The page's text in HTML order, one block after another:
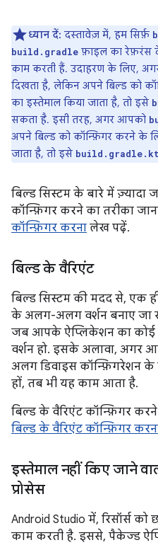
ध्यान दें: दस्तावेज़ में, हम सिर्फ़
build.gradle फ़ाइल का रेफ़रंस
काम करती हैं. उदाहरण के लिए,
दिखता है, लेकिन अपने बिल्ड को
का इस्तेमाल किया जाता है, तो इसे
सकता है. इसी तरह, अगर आपको
अपने बिल्ड को कॉन्फ़िगर करने के
जाता है, तो इसे
बिल्ड सिस्टम के बारे में ज़्यादा
कॉन्फ़िगर करने का तरीका
कॉन्फ़िगर करना लेख पढ़ें.
बिल्ड के वैरिएंट
बिल्ड सिस्टम की मदद से, एक
के अलग-अलग वर्शन बनाए जा
जब आपके ऐप्लिकेशन का कोई
वर्शन हो. इसके अलावा, अगर
अलग डिवाइस कॉन्फ़िगरेशन के
हों, तब भी यह काम आता है.
बिल्ड के वैरिएंट कॉन्फ़िगर
बिल्ड के वैरिएंट कॉन्फ़िगर
इस्तेमाल नहीं किए जाने
प्रोसेस
Android Studio में, रिसॉर्स
काम करती है. इससे, पैकेज्ड